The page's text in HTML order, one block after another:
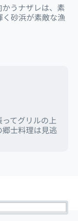
うナザレは、素
砂浜が素敵な漁
てグリルの上
士料理は見逃